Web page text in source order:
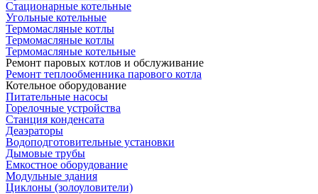
Стационарные котельные
Угольные котельные
Термомасляные котлы
Термомасляные котлы
Термомасляные котельные
Ремонт паровых котлов и обслуживание
Ремонт теплообменника парового котла
Котельное оборудование
Питательные насосы
Горелочные устройства
Станция конденсата
Деаэраторы
Водоподготовительные установки
Дымовые трубы
Емкостное оборудование
Mодульные здания
Циклоны (золоуловители)